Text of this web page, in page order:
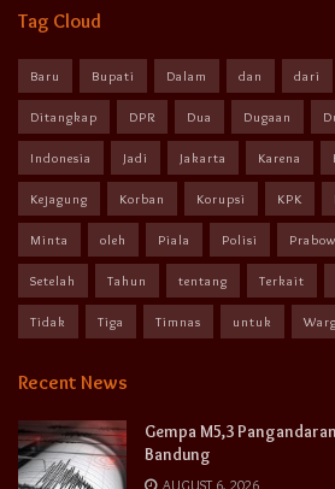
Tag Cloud
Baru Bupati Dalam dan dari
Ditangkap DPR Dua Dugaan
Indonesia Jadi Jakarta Karena
Kejagung Korban Korupsi KPK
Minta oleh Piala Polisi
Setelah Tahun tentang Terkait
Tidak Tiga Timnas untuk
Recent News
Gempa M5,3
Bandung
AUGUST 6, 2026